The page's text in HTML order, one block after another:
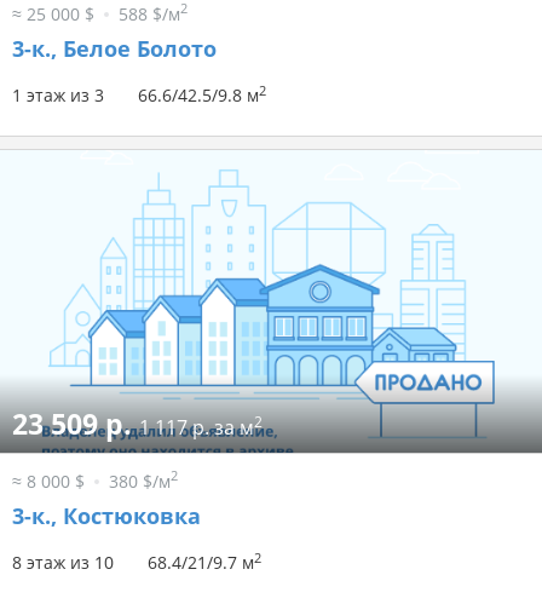
≈ 25 000 $ 588 $/м2
3-к., Белое Болото
1 этаж из 3 66.6/42.5/9.8 м2
23 509 р.1 117 р. за м2
≈ 8 000 $ 380 $/м2
3-к., Костюковка
8 этаж из 10 68.4/21/9.7 м2